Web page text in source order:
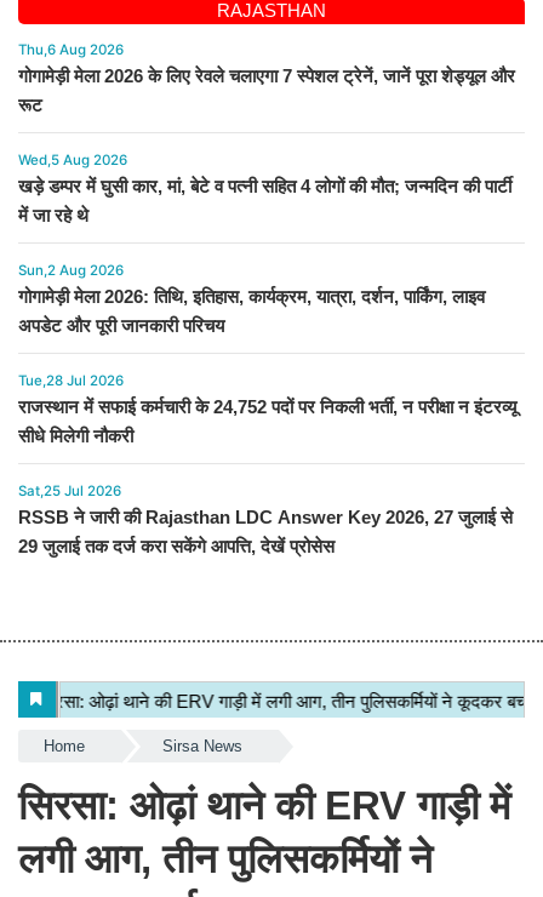
RAJASTHAN
Thu,6 Aug 2026
गोगामेड़ी मेला 2026 के लिए रेवले चलाएगा 7 स्पेशल ट्रेनें, जानें पूरा शेड्यूल और
रूट
Wed,5 Aug 2026
खड़े डम्पर में घुसी कार, मां, बेटे व पत्नी सहित 4 लोगों की मौत; जन्मदिन की पार्टी
में जा रहे थे
Sun,2 Aug 2026
गोगामेड़ी मेला 2026: तिथि, इतिहास, कार्यक्रम, यात्रा, दर्शन, पार्किंग, लाइव
अपडेट और पूरी जानकारी परिचय
Tue,28 Jul 2026
राजस्थान में सफाई कर्मचारी के 24,752 पदों पर निकली भर्ती, न परीक्षा न इंटरव्यू
सीधे मिलेगी नौकरी
Sat,25 Jul 2026
RSSB ने जारी की Rajasthan LDC Answer Key 2026, 27 जुलाई से
29 जुलाई तक दर्ज करा सकेंगे आपत्ति, देखें प्रोसेस
Home Sirsa News
सिरसा: ओढ़ां थाने की ERV गाड़ी में
लगी आग, तीन पुलिसकर्मियों ने